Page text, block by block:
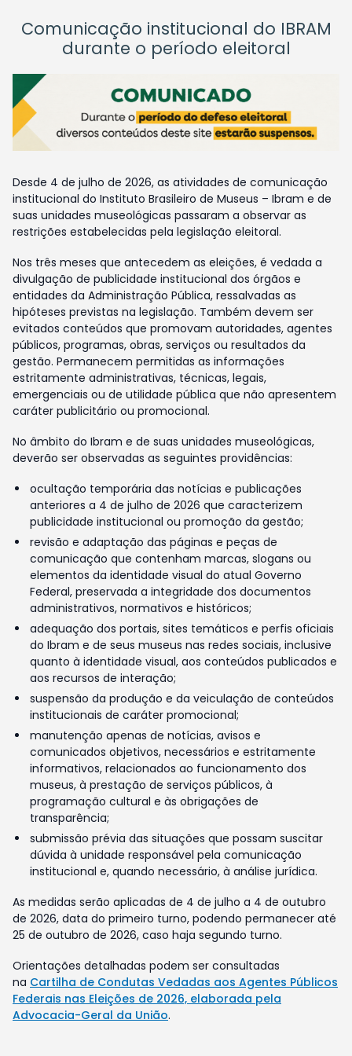
Comunicação institucional do IBRAM
durante o período eleitoral
Desde 4 de julho de 2026, as atividades de comunicação
institucional do Instituto Brasileiro de Museus – Ibram e de
suas unidades museológicas passaram a observar as
restrições estabelecidas pela legislação eleitoral.
Nos três meses que antecedem as eleições, é vedada a
divulgação de publicidade institucional dos órgãos e
entidades da Administração Pública, ressalvadas as
hipóteses previstas na legislação. Também devem ser
evitados conteúdos que promovam autoridades, agentes
públicos, programas, obras, serviços ou resultados da
gestão. Permanecem permitidas as informações
estritamente administrativas, técnicas, legais,
emergenciais ou de utilidade pública que não apresentem
caráter publicitário ou promocional.
No âmbito do Ibram e de suas unidades museológicas,
deverão ser observadas as seguintes providências:
ocultação temporária das notícias e publicações
anteriores a 4 de julho de 2026 que caracterizem
publicidade institucional ou promoção da gestão;
revisão e adaptação das páginas e peças de
comunicação que contenham marcas, slogans ou
elementos da identidade visual do atual Governo
Federal, preservada a integridade dos documentos
administrativos, normativos e históricos;
adequação dos portais, sites temáticos e perfis oficiais
do Ibram e de seus museus nas redes sociais, inclusive
quanto à identidade visual, aos conteúdos publicados e
aos recursos de interação;
suspensão da produção e da veiculação de conteúdos
institucionais de caráter promocional;
manutenção apenas de notícias, avisos e
comunicados objetivos, necessários e estritamente
informativos, relacionados ao funcionamento dos
museus, à prestação de serviços públicos, à
programação cultural e às obrigações de
transparência;
submissão prévia das situações que possam suscitar
dúvida à unidade responsável pela comunicação
institucional e, quando necessário, à análise jurídica.
As medidas serão aplicadas de 4 de julho a 4 de outubro
de 2026, data do primeiro turno, podendo permanecer até
25 de outubro de 2026, caso haja segundo turno.
Orientações detalhadas podem ser consultadas
na Cartilha de Condutas Vedadas aos Agentes Públicos
Federais nas Eleições de 2026, elaborada pela
Advocacia-Geral da União.